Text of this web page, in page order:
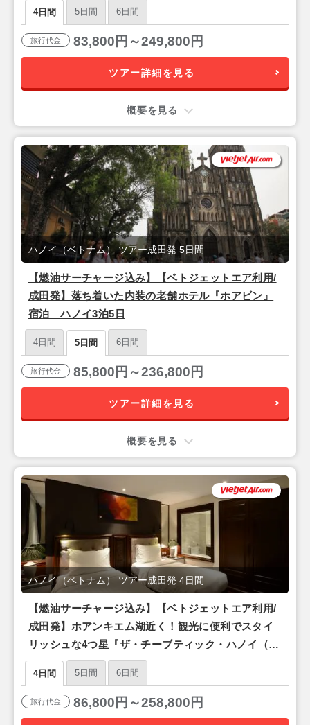
4日間 5日間 6日間
旅行代金 83,800円～249,800円
ツアー詳細を見る
概要を見る
【燃油サーチャージ込み】【ベトジェットエア利用/
成田発】落ち着いた内装の老舗ホテル『ホアビン』
宿泊 ハノイ3泊5日
ハノイ（ベトナム） ツアー成田発 5日間
4日間 5日間 6日間
旅行代金 85,800円～236,800円
ツアー詳細を見る
概要を見る
【燃油サーチャージ込み】【ベトジェットエア利用/
成田発】ホアンキエム湖近く！観光に便利でスタイ
リッシュな4つ星『ザ・チーブティック・ハノイ（ス
ーペリアルーム）』宿泊ハノイ2泊4日
ハノイ（ベトナム） ツアー成田発 4日間
4日間 5日間 6日間
旅行代金 86,800円～258,800円